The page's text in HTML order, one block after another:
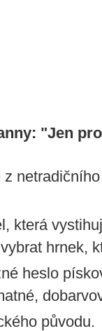
"Jen
která
hrnek,
heslo
původu.